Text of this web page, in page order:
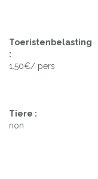
Toeristenbelasting
:
1.50€/ pers
Tiere :
non